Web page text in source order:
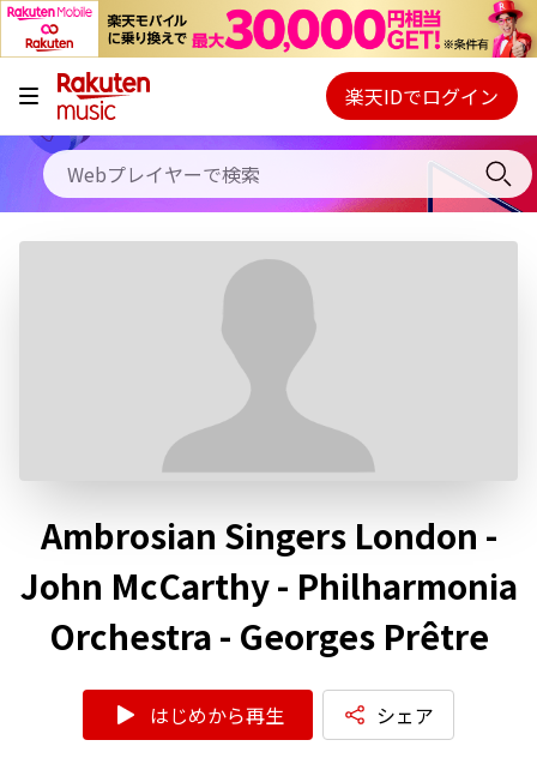
キャンペーン
料金プラン
使い方
Webプレイヤー
ご契約内容の確認・変更
楽天IDでログイン
Ambrosian Singers London -
John McCarthy - Philharmonia
Orchestra - Georges Prêtre
はじめから再生 シェア